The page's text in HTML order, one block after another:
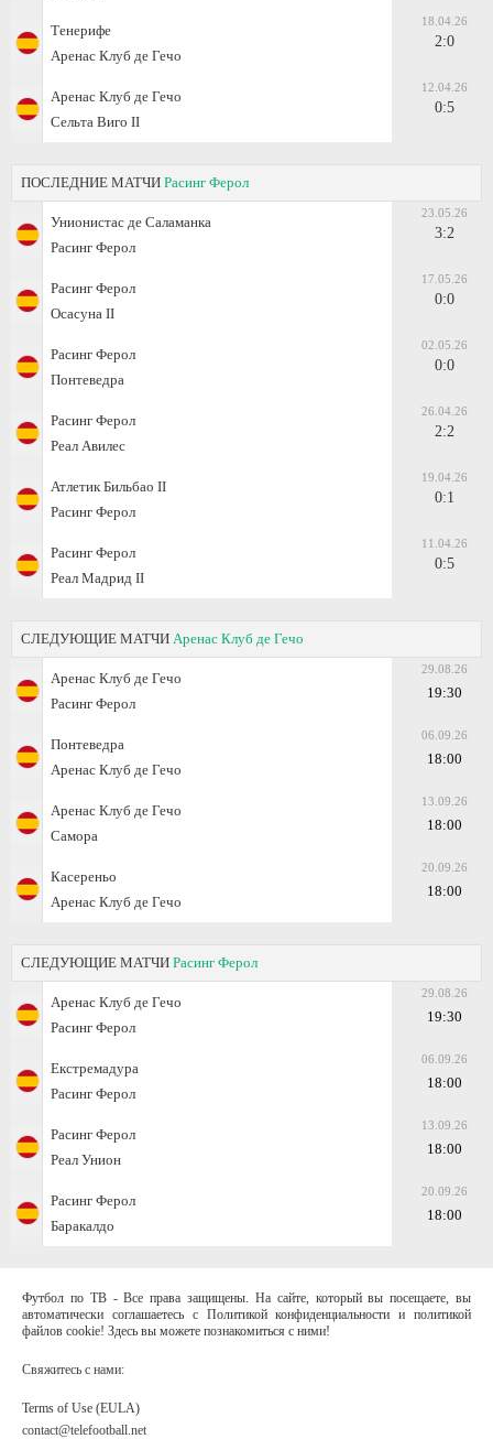
Тенерифе
Аренас Клуб де Гечо
18.04.26
2:0
Аренас Клуб де Гечо
Сельта Виго II
12.04.26
0:5
ПОСЛЕДНИЕ МАТЧИ Расинг Ферол
Унионистас де Саламанка
Расинг Ферол
23.05.26
3:2
Расинг Ферол
Осасуна II
17.05.26
0:0
Расинг Ферол
Понтеведра
02.05.26
0:0
Расинг Ферол
Реал Авилес
26.04.26
2:2
Атлетик Бильбао II
Расинг Ферол
19.04.26
0:1
Расинг Ферол
Реал Мадрид II
11.04.26
0:5
СЛЕДУЮЩИЕ МАТЧИ Аренас Клуб де Гечо
Аренас Клуб де Гечо
Расинг Ферол
29.08.26
19:30
Понтеведра
Аренас Клуб де Гечо
06.09.26
18:00
Аренас Клуб де Гечо
Самора
13.09.26
18:00
Касереньо
Аренас Клуб де Гечо
20.09.26
18:00
СЛЕДУЮЩИЕ МАТЧИ Расинг Ферол
Аренас Клуб де Гечо
Расинг Ферол
29.08.26
19:30
Екстремадура
Расинг Ферол
06.09.26
18:00
Расинг Ферол
Реал Унион
13.09.26
18:00
Расинг Ферол
Баракалдо
20.09.26
18:00
Футбол по ТВ - Все права защищены. На сайте, который вы посещаете, вы
автоматически соглашаетесь с Политикой конфиденциальности и политикой
файлов cookie! Здесь вы можете познакомиться с ними!
Свяжитесь с нами:
Terms of Use (EULA)
contact@telefootball.net